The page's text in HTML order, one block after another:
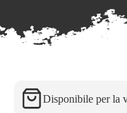
Disponibile per la